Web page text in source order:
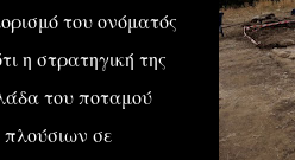
του ονόματός
η στρατηγική της
του ποταμού
πλούσιων σε